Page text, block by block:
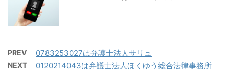
PREV 0783253027は弁護士法人サリュ
NEXT 0120214043は弁護士法人ほくゆう総合法律事務所